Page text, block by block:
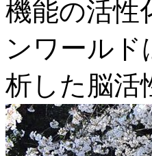
機能の活性
ンワールド
析した脳活